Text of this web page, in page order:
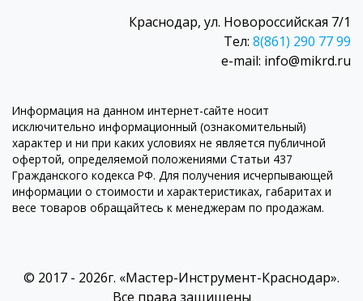
Краснодар, ул. Новороссийская 7/1
Тел: 8(861) 290 77 99
e-mail: info@mikrd.ru
Информация на данном интернет-сайте носит
исключительно информационный (ознакомительный)
характер и ни при каких условиях не является публичной
офертой, определяемой положениями Статьи 437
Гражданского кодекса РФ. Для получения исчерпывающей
информации о стоимости и характеристиках, габаритах и
весе товаров обращайтесь к менеджерам по продажам.
© 2017 - 2026г. «Мастер-Инструмент-Краснодар».
Все права защищены